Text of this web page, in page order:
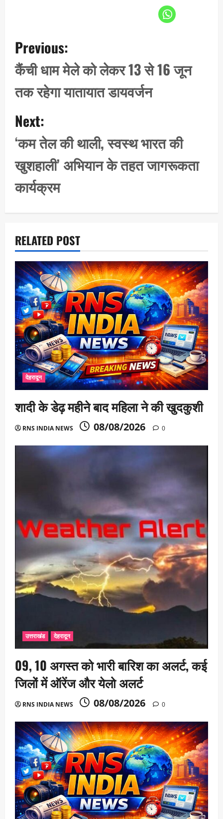
o
s
t
n
v
i
g
a
t
i
o
Previous:
कैंची धाम मेले को लेकर 13 से 16 जून
तक रहेगा यातायात डायवर्जन
Next:
‘कम तेल की थाली, स्वस्थ भारत की
खुशहाली’ अभियान के तहत जागरूकता
कार्यक्रम
RELATED POST
देहरादून
शादी के डेढ़ महीने बाद महिला ने की खुदकुशी
RNS INDIA NEWS 08/08/2026 0
उत्तराखंड देहरादून
09, 10 अगस्त को भारी बारिश का अलर्ट, कई
जिलों में ऑरेंज और येलो अलर्ट
RNS INDIA NEWS 08/08/2026 0